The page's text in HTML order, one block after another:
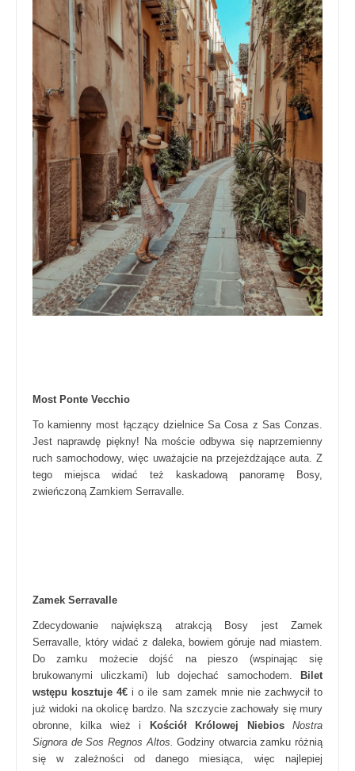
Most Ponte Vecchio
To kamienny most łączący dzielnice Sa Cosa z Sas Conzas.
Jest naprawdę piękny! Na moście odbywa się naprzemienny
ruch samochodowy, więc uważajcie na przejeżdżające auta. Z
tego miejsca widać też kaskadową panoramę Bosy,
zwieńczoną Zamkiem Serravalle.
Zamek Serravalle
Zdecydowanie największą atrakcją Bosy jest Zamek
Serravalle, który widać z daleka, bowiem góruje nad miastem.
Do zamku możecie dojść na pieszo (wspinając się
brukowanymi uliczkami) lub dojechać samochodem.
Bilet
wstępu kosztuje 4€ i o ile sam zamek mnie nie zachwycił to
już widoki na okolicę bardzo. Na szczycie zachowały się mury
obronne, kilka wież i
Kościół Królowej Niebios
Nostra
Signora de Sos Regnos Altos.Godziny otwarcia zamku różnią
się w zależności od danego miesiąca, więc najlepiej